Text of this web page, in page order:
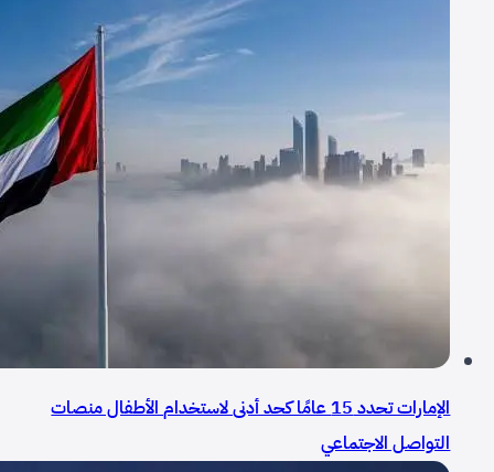
الإمارات تحدد 15 عامًا كحد أدنى لاستخدام الأطفال منصات
التواصل الاجتماعي